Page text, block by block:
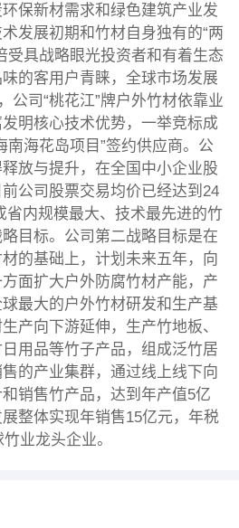
保新材需求和绿色建筑产业发
发展初期和竹材自身独有的“两
受具战略眼光投资者和有着生态
的客用户青睐，全球市场发展
公司“桃花江”牌户外竹材依靠业
明核心技术优势，一举竞标成
南海花岛项目”签约供应商。公
放与提升，在全国中小企业股
公司股票交易均价已经达到24
省内规模最大、技术最先进的竹
目标。公司第二战略目标是在
的基础上，计划未来五年，向
面扩大户外防腐竹材产能，产
最大的户外竹材研发和生产基
产向下游延伸，生产竹地板、
用品等竹子产品，组成泛竹居
的产业集群，通过线上线下向
销售竹产品，达到年产值5亿
整体实现年销售15亿元，年税
业龙头企业。